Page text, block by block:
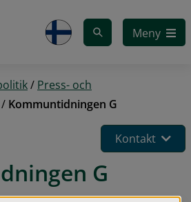
Meny
/ Press- och
/ Kommuntidningen G
Kontakt
G